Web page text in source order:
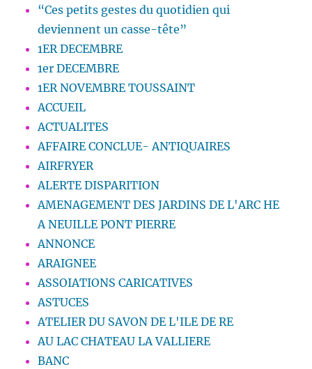
“Ces petits gestes du quotidien qui
deviennent un casse-tête”
1ER DECEMBRE
1er DECEMBRE
1ER NOVEMBRE TOUSSAINT
ACCUEIL
ACTUALITES
AFFAIRE CONCLUE- ANTIQUAIRES
AIRFRYER
ALERTE DISPARITION
AMENAGEMENT DES JARDINS DE L'ARC HE
A NEUILLE PONT PIERRE
ANNONCE
ARAIGNEE
ASSOIATIONS CARICATIVES
ASTUCES
ATELIER DU SAVON DE L'ILE DE RE
AU LAC CHATEAU LA VALLIERE
BANC